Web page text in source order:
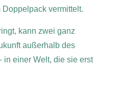
vermittelt.
kann zwei ganz
außerhalb des
in einer Welt, die sie erst